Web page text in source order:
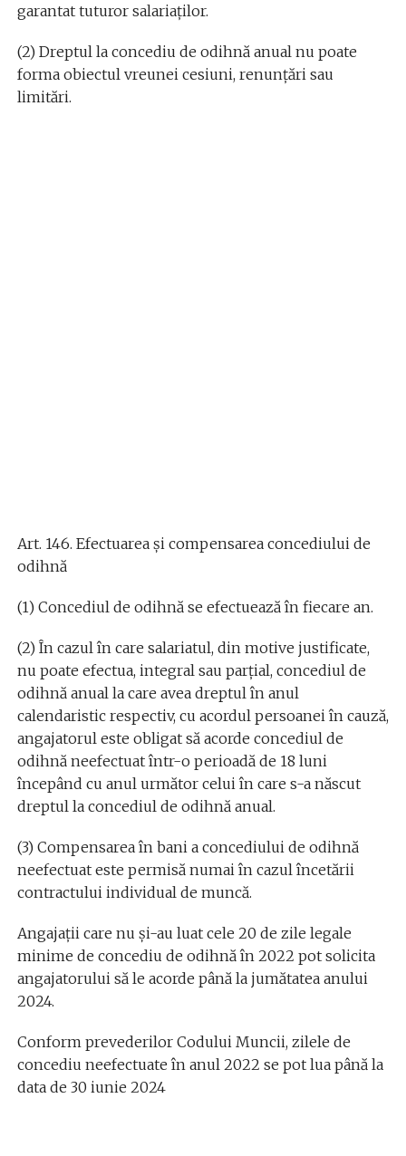
garantat tuturor salariaţilor.
(2) Dreptul la concediu de odihnă anual nu poate
forma obiectul vreunei cesiuni, renunţări sau
limitări.
Art. 146. Efectuarea şi compensarea concediului de
odihnă
(1) Concediul de odihnă se efectuează în fiecare an.
(2) În cazul în care salariatul, din motive justificate,
nu poate efectua, integral sau parţial, concediul de
odihnă anual la care avea dreptul în anul
calendaristic respectiv, cu acordul persoanei în cauză,
angajatorul este obligat să acorde concediul de
odihnă neefectuat într-o perioadă de 18 luni
începând cu anul următor celui în care s-a născut
dreptul la concediul de odihnă anual.
(3) Compensarea în bani a concediului de odihnă
neefectuat este permisă numai în cazul încetării
contractului individual de muncă.
Angajaţii care nu şi-au luat cele 20 de zile legale
minime de concediu de odihnă în 2022 pot solicita
angajatorului să le acorde până la jumătatea anului
2024.
Conform prevederilor Codului Muncii, zilele de
concediu neefectuate în anul 2022 se pot lua până la
data de 30 iunie 2024